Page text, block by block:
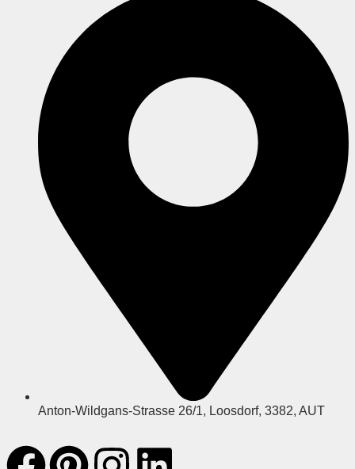
Anton-Wildgans-Strasse 26/1, Loosdorf, 3382, AUT